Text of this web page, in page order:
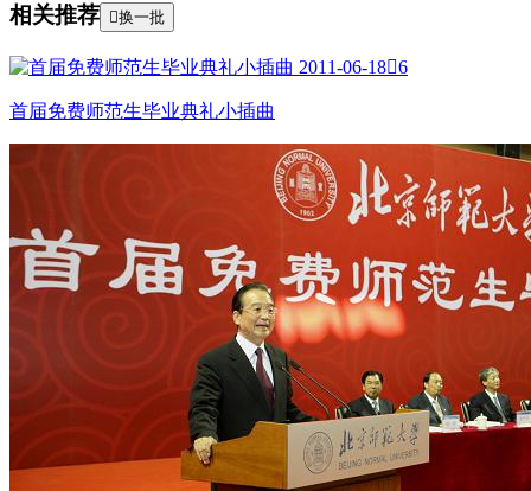
相关推荐 换一批
2011-06-186
首届免费师范生毕业典礼小插曲